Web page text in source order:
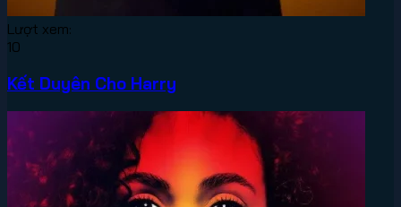
Lượt xem:
10
Kết Duyên Cho Harry